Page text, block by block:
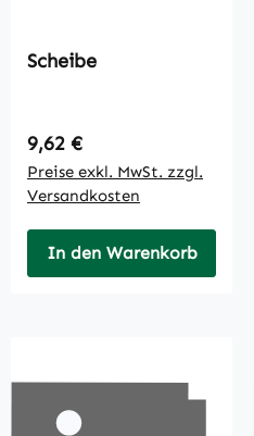
Scheibe
Regulärer Preis:
9,62 €
Preise exkl. MwSt. zzgl.
Versandkosten
In den Warenkorb